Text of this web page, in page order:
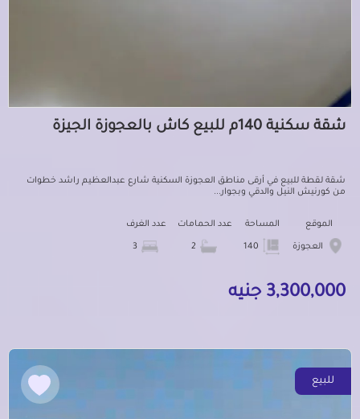
شقة سكنية 140م للبيع كاش بالعجوزة الجيزة
شقة لقطة للبيع في أرقى مناطق العجوزة السكنية شارع عبدالعظيم راشد خطوات
من كورنيش النيل والدقي وبجوار...
الموقع
العجوزة
المساحة عدد الحمامات عدد الغرف
3,300,000 جنيه
للبيع